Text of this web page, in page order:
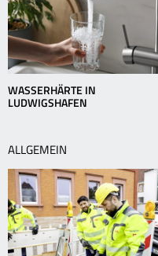
WASSERHÄRTE IN
LUDWIGSHAFEN
ALLGEMEIN